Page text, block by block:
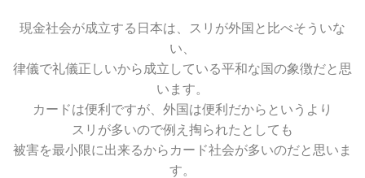
現金社会が成立する日本は、スリが外国と比べそういな
い、
律儀で礼儀正しいから成立している平和な国の象徴だと思
います。
カードは便利ですが、外国は便利だからというより
スリが多いので例え掏られたとしても
被害を最小限に出来るからカード社会が多いのだと思いま
す。